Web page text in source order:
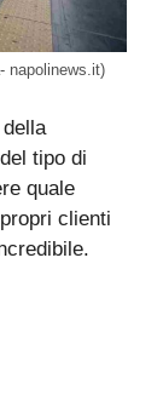
napolinews.it)
tipo di
quale
clienti